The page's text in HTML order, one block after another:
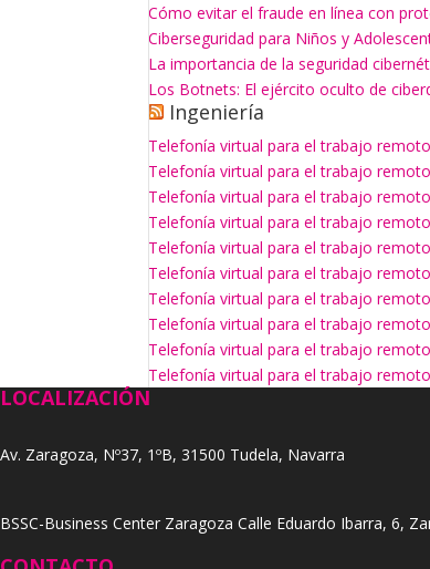
Cómo evitar el fraude en línea con
Ciberseguridad para Niños y
La importancia de la seguridad
Los Botnets: El ejército oculto de
Ingeniería
Telefonía virtual para el trabajo
Telefonía virtual para el trabajo
Telefonía virtual para el trabajo
Telefonía virtual para el trabajo
Telefonía virtual para el trabajo
Telefonía virtual para el trabajo
Telefonía virtual para el trabajo
Telefonía virtual para el trabajo
Telefonía virtual para el trabajo
Telefonía virtual para el trabajo
LOCALIZACIÓN
Av. Zaragoza, Nº37, 1ºB, 31500 Tudela, Navarra
BSSC-Business Center Zaragoza Calle Eduardo Ibarra, 6,